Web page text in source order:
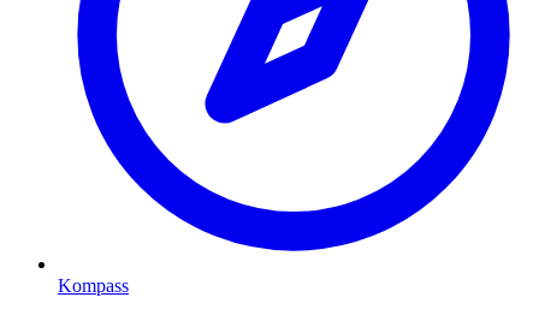
Kompass